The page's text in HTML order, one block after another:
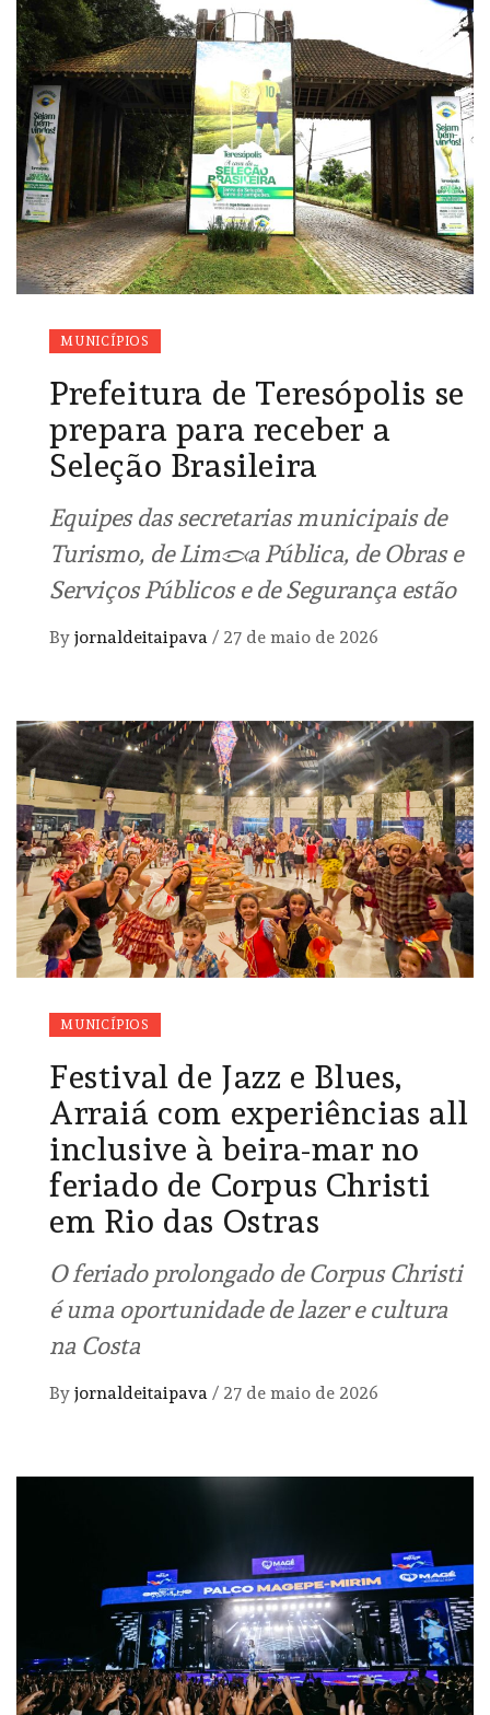
MUNICÍPIOS
Prefeitura de Teresópolis se
prepara para receber a
Seleção Brasileira
Equipes das secretarias municipais de
Turismo, de Limpeza Pública, de Obras e
Serviços Públicos e de Segurança estão
By jornaldeitaipava / 27 de maio de 2026
MUNICÍPIOS
Festival de Jazz e Blues,
Arraiá com experiências all
inclusive à beira-mar no
feriado de Corpus Christi
em Rio das Ostras
O feriado prolongado de Corpus Christi
é uma oportunidade de lazer e cultura
na Costa
By jornaldeitaipava / 27 de maio de 2026